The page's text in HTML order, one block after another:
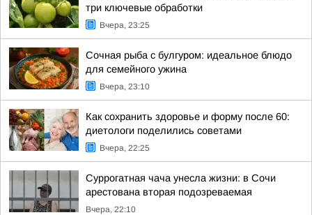
три ключевые обработки
Вчера, 23:25
Сочная рыба с булгуром: идеальное блюдо
для семейного ужина
Вчера, 23:10
Как сохранить здоровье и форму после 60:
диетологи поделились советами
Вчера, 22:25
Суррогатная чача унесла жизни: в Сочи
арестована вторая подозреваемая
Вчера, 22:10